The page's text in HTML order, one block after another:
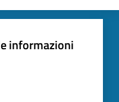
informazioni